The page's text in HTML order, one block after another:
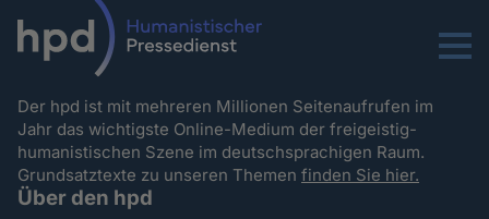
Menu
Der hpd ist mit mehreren Millionen Seitenaufrufen im
Jahr das wichtigste Online-Medium der freigeistig-
humanistischen Szene im deutschsprachigen Raum.
Grundsatztexte zu unseren Themenfinden Sie hier.
Über den hpd